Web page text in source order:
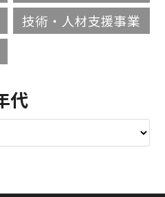
技術・人材支援事業
代